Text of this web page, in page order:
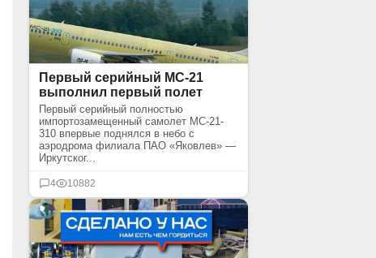
Первый серийный МС-21
выполнил первый полет
Первый серийный полностью
импортозамещенный самолет МС-21-
310 впервые поднялся в небо с
аэродрома филиала ПАО «Яковлев» —
Иркутског...
4 10882